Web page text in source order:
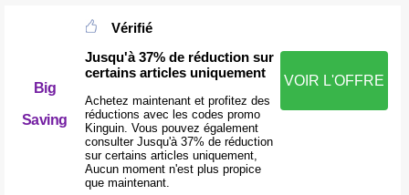
Big
Saving
Vérifié
Jusqu'à 37% de réduction sur
certains articles uniquement
Achetez maintenant et profitez des
réductions avec les codes promo
Kinguin. Vous pouvez également
consulter Jusqu'à 37% de réduction
sur certains articles uniquement,
Aucun moment n'est plus propice
que maintenant.
VOIR L'OFFRE